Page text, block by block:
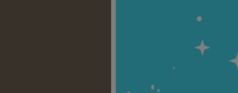
Zerówka
Klasa 2